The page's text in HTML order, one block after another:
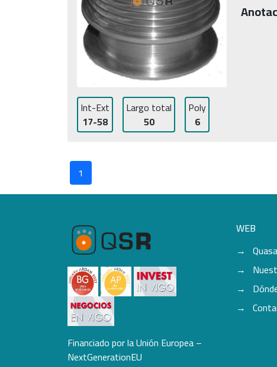
Int-Ext
17-58
Largo total
50
Poly
6
1
Financiado por la Unión Europea –
NextGenerationEU
WEB